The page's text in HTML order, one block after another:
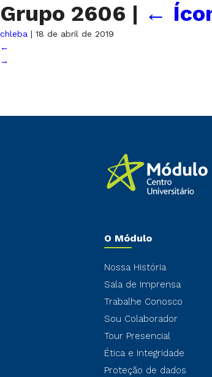
Grupo 2606 | ←
chleba | 18 de abril de 2019
←
→
O Módulo
Nossa História
Sala de Imprensa
Trabalhe Conosco
Sou Colaborador
Tour Presencial
Ética e Integridade
Proteção de dados